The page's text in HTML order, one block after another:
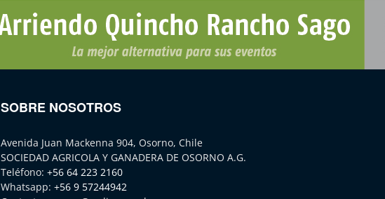
SOBRE NOSOTROS
Avenida Juan Mackenna 904, Osorno, Chile
SOCIEDAD AGRICOLA Y GANADERA DE OSORNO A.G.
Teléfono: +56 64 223 2160
Whatsapp: +56 9 57244942